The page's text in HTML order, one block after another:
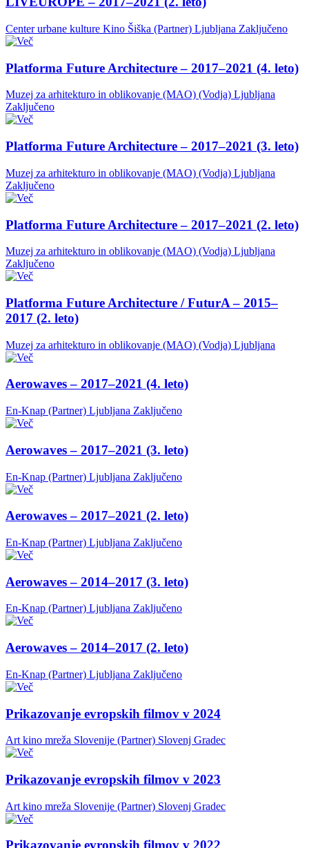
Center urbane kulture Kino Šiška (Partner) Ljubljana Zaključeno
Platforma Future Architecture – 2017–2021 (4. leto)
Muzej za arhitekturo in oblikovanje (MAO) (Vodja) Ljubljana
Zaključeno
Platforma Future Architecture – 2017–2021 (3. leto)
Muzej za arhitekturo in oblikovanje (MAO) (Vodja) Ljubljana
Zaključeno
Platforma Future Architecture – 2017–2021 (2. leto)
Muzej za arhitekturo in oblikovanje (MAO) (Vodja) Ljubljana
Zaključeno
Platforma Future Architecture / FuturA – 2015–
2017 (2. leto)
Muzej za arhitekturo in oblikovanje (MAO) (Vodja) Ljubljana
Aerowaves – 2017–2021 (4. leto)
En-Knap (Partner) Ljubljana Zaključeno
Aerowaves – 2017–2021 (3. leto)
En-Knap (Partner) Ljubljana Zaključeno
Aerowaves – 2017–2021 (2. leto)
En-Knap (Partner) Ljubljana Zaključeno
Aerowaves – 2014–2017 (3. leto)
En-Knap (Partner) Ljubljana Zaključeno
Aerowaves – 2014–2017 (2. leto)
En-Knap (Partner) Ljubljana Zaključeno
Prikazovanje evropskih filmov v 2024
Art kino mreža Slovenije (Partner) Slovenj Gradec
Prikazovanje evropskih filmov v 2023
Art kino mreža Slovenije (Partner) Slovenj Gradec